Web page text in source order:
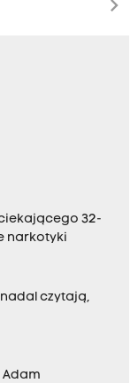
moje malutkie chevron_right
32-
narkotyki
nadal czytają,
Adam